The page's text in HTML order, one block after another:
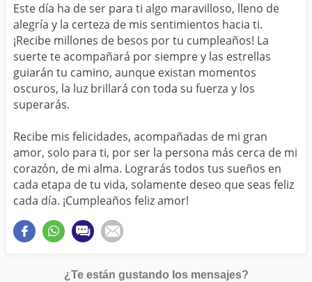
Este día ha de ser para ti algo maravilloso, lleno de
alegría y la certeza de mis sentimientos hacia ti.
¡Recibe millones de besos por tu cumpleaños! La
suerte te acompañará por siempre y las estrellas
guiarán tu camino, aunque existan momentos
oscuros, la luz brillará con toda su fuerza y los
superarás.
Recibe mis felicidades, acompañadas de mi gran
amor, solo para ti, por ser la persona más cerca de mi
corazón, de mi alma. Lograrás todos tus sueños en
cada etapa de tu vida, solamente deseo que seas feliz
cada día. ¡Cumpleaños feliz amor!
¿Te están gustando los mensajes?